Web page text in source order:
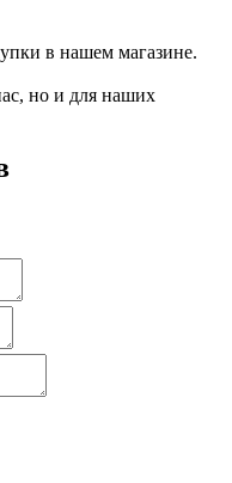
в нашем магазине.
но и для наших